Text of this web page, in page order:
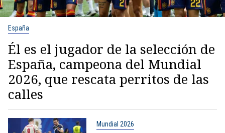
España
Él es el jugador de la selección de
España, campeona del Mundial
2026, que rescata perritos de las
calles
Mundial 2026